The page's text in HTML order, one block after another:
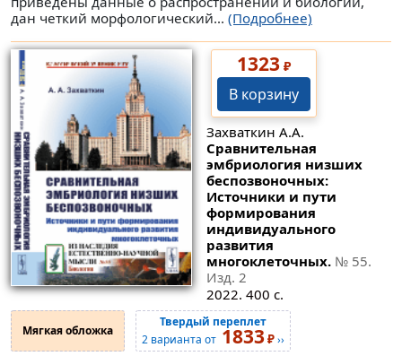
дан четкий морфологический... (Подробнее)
1323₽
В корзину
Захваткин А.А.
Сравнительная
эмбриология низших
беспозвоночных:
Источники и пути
формирования
индивидуального
развития
многоклеточных. № 55.
Изд. 2
2022. 400 с.
Мягкая обложка
Твердый переплет
2 варианта от 1833₽››